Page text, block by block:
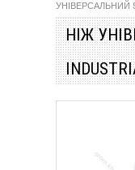
УНІВЕРСАЛЬНИЙ
НІЖ